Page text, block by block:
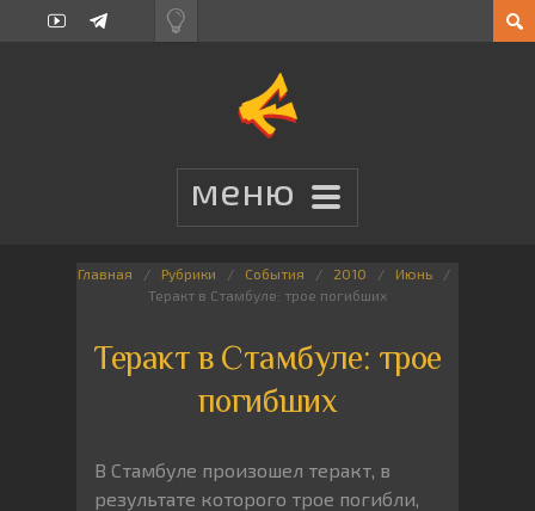
Главная Рубрики События 2010
Июнь
Теракт в Стамбуле: трое погибших
Теракт в Стамбуле: трое
погибших
В Стамбуле произошел теракт, в
результате которого трое погибли,